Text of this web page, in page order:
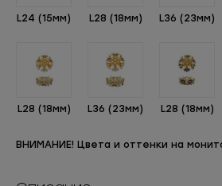
L24 (15мм) L28 (18мм) L36 (23мм)
L28 (18мм) L36 (23мм) L28 (18мм)
ВНИМАНИЕ! Цвета и оттенки на